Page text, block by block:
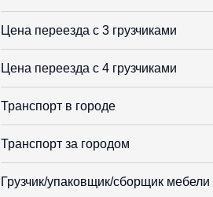
Цена переезда с 3 грузчиками
Цена переезда с 4 грузчиками
Транспорт в городе
Транспорт за городом
Грузчик/упаковщик/сборщик мебели